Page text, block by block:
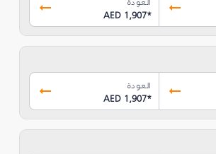
AED 1,907*
العودة
AED 1,907*